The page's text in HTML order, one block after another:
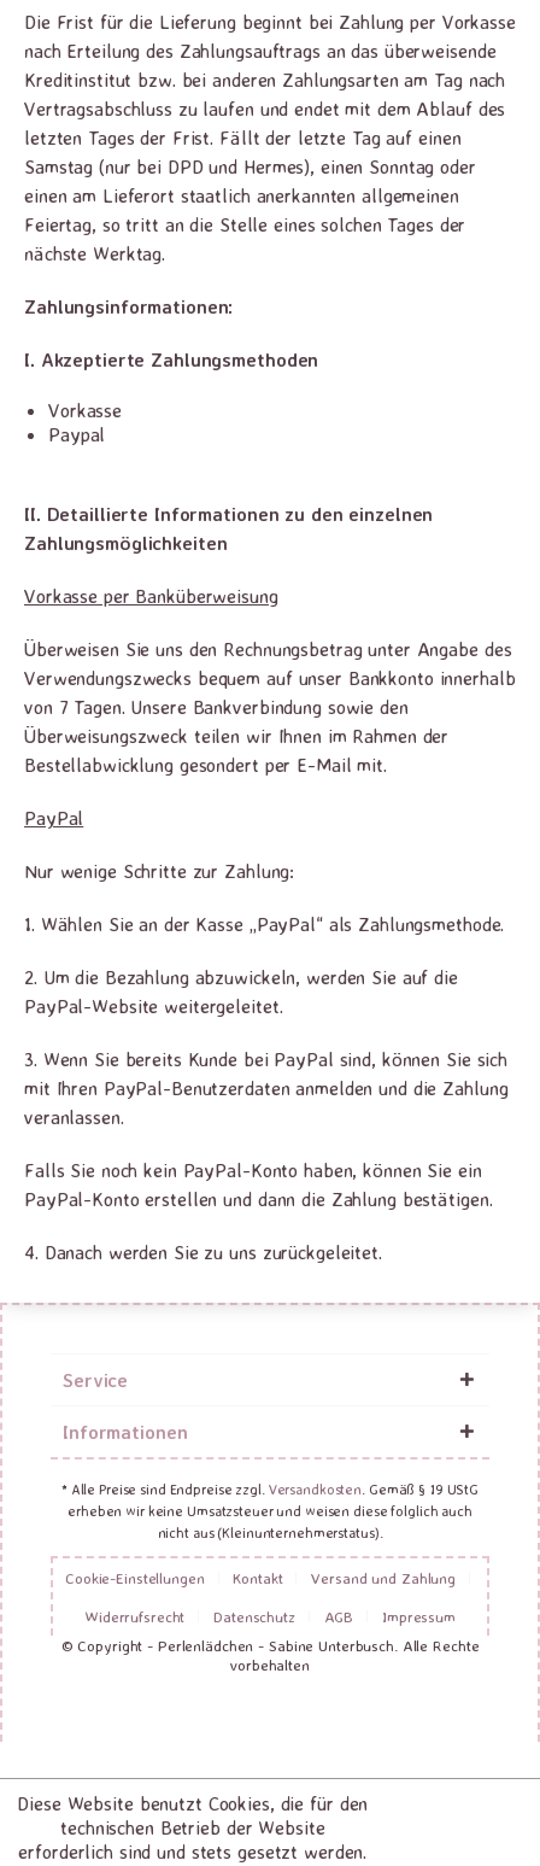
Die Frist für die Lieferung beginnt bei Zahlung per Vorkasse
nach Erteilung des Zahlungsauftrags an das überweisende
Kreditinstitut bzw. bei anderen Zahlungsarten am Tag nach
Vertragsabschluss zu laufen und endet mit dem Ablauf des
letzten Tages der Frist. Fällt der letzte Tag auf einen
Samstag (nur bei DPD und Hermes), einen Sonntag oder
einen am Lieferort staatlich anerkannten allgemeinen
Feiertag, so tritt an die Stelle eines solchen Tages der
nächste Werktag.
Zahlungsinformationen:
I. Akzeptierte Zahlungsmethoden
Vorkasse
Paypal
II. Detaillierte Informationen zu den einzelnen
Zahlungsmöglichkeiten
Vorkasse per Banküberweisung
Überweisen Sie uns den Rechnungsbetrag unter Angabe des
Verwendungszwecks bequem auf unser Bankkonto innerhalb
von 7 Tagen. Unsere Bankverbindung sowie den
Überweisungszweck teilen wir Ihnen im Rahmen der
Bestellabwicklung gesondert per E-Mail mit.
PayPal
Nur wenige Schritte zur Zahlung:
1. Wählen Sie an der Kasse „PayPal“ als Zahlungsmethode.
2. Um die Bezahlung abzuwickeln, werden Sie auf die
PayPal-Website weitergeleitet.
3. Wenn Sie bereits Kunde bei PayPal sind, können Sie sich
mit Ihren PayPal-Benutzerdaten anmelden und die Zahlung
veranlassen.
Falls Sie noch kein PayPal-Konto haben, können Sie ein
PayPal-Konto erstellen und dann die Zahlung bestätigen.
4. Danach werden Sie zu uns zurückgeleitet.
Service
Informationen
* Alle Preise sind Endpreise zzgl. Versandkosten. Gemäß § 19 UStG
erheben wir keine Umsatzsteuer und weisen diese folglich auch
nicht aus (Kleinunternehmerstatus).
Cookie-Einstellungen Kontakt
Versand und Zahlung
Widerrufsrecht
Datenschutz AGB
Impressum
© Copyright - Perlenlädchen - Sabine Unterbusch. Alle Rechte
vorbehalten
Diese Website benutzt Cookies, die für den
technischen Betrieb der Website
erforderlich sind und stets gesetzt werden.